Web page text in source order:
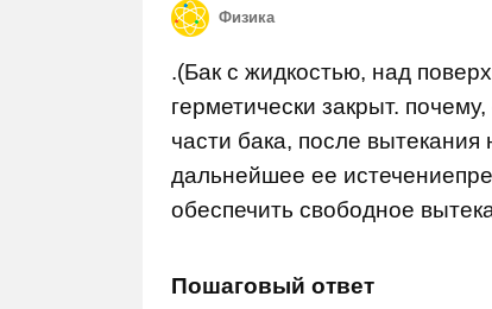
Физика
.(Бак с жидкостью, над
герметически закрыт.
части бака, после вытекания
дальнейшее ее
обеспечить свободное
Пошаговый ответ